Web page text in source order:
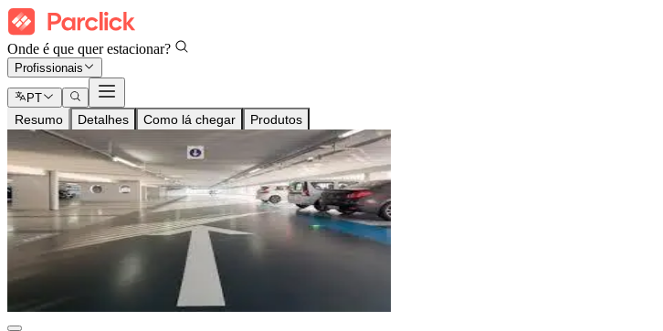
Onde é que quer estacionar?
Profissionais
PT
Resumo Detalhes Como lá chegar Produtos